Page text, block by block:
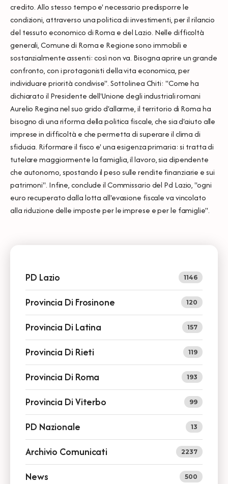
credito. Allo stesso tempo e' necessario predisporre le
condizioni, attraverso una politica di investimenti, per il rilancio
del tessuto economico di Roma e del Lazio. Nelle difficoltà
generali, Comune di Roma e Regione sono immobili e
sostanzialmente assenti: così non va. Bisogna aprire un grande
confronto, con i protagonisti della vita economica, per
individuare priorità condivise". Sottolinea Chiti: "Come ha
dichiarato il Presidente dell'Unione degli industriali romani
Aurelio Regina nel suo grido d'allarme, il territorio di Roma ha
bisogno di una riforma della politica fiscale, che sia d'aiuto alle
imprese in difficoltà e che permetta di superare il clima di
sfiducia. Riformare il fisco e' una esigenza primaria: si tratta di
tutelare maggiormente la famiglia, il lavoro, sia dipendente
che autonomo, spostando il peso sulle rendite finanziarie e sui
patrimoni". Infine, conclude il Commissario del Pd Lazio, "ogni
euro recuperato dalla lotta all'evasione fiscale va vincolato
alla riduzione delle imposte per le imprese e per le famiglie".
PD Lazio 1146
Provincia Di Frosinone 120
Provincia Di Latina 157
Provincia Di Rieti 119
Provincia Di Roma 193
Provincia Di Viterbo 99
PD Nazionale 13
Archivio Comunicati 2237
News 500